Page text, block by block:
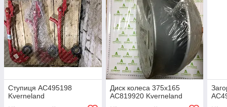
Ступиця AC495198
Kverneland
Диск колеса 375х165
AC819920 Kverneland